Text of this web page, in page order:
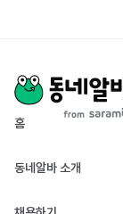
홈
동네알바 소개